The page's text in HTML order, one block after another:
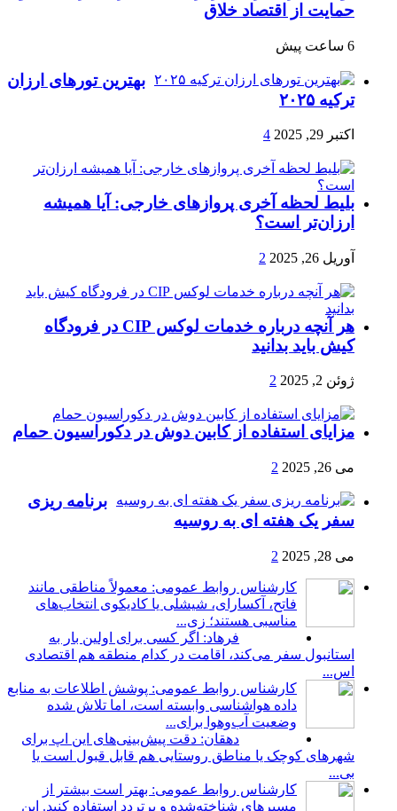
حمایت از اقتصاد خلاق
6 ساعت پیش
بهترین تورهای ارزان
ترکیه ۲۰۲۵
اکتبر 29, 2025 4
بلیط لحظه آخری پروازهای خارجی: آیا همیشه
ارزان‌تر است؟
آوریل 26, 2025 2
هر آنچه درباره خدمات لوکس CIP در فرودگاه‌
کیش باید بدانید
ژوئن 2, 2025 2
مزایای استفاده از کابین دوش در دکوراسیون حمام
می 26, 2025 2
برنامه ریزی
سفر یک هفته ای به روسیه
می 28, 2025 2
کارشناس روابط عمومی: معمولاً مناطقی مانند
فاتح، آکسارای، شیشلی یا کادیکوی انتخاب‌های
مناسبی هستند؛ زی...
فرهاد: اگر کسی برای اولین بار به
استانبول سفر می‌کند، اقامت در کدام منطقه هم اقتصادی
اس...
کارشناس روابط عمومی: پوشش اطلاعات به منابع
داده هواشناسی وابسته است، اما تلاش شده
وضعیت آب‌وهوا برای...
دهقان: دقت پیش‌بینی‌های این اپ برای
شهرهای کوچک یا مناطق روستایی هم قابل قبول است یا
بی...
کارشناس روابط عمومی: بهتر است بیشتر از
مسیرهای شناخته‌شده و پرتردد استفاده کنید. این